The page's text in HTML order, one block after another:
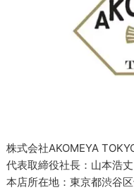
株式会社AKOMEYA
代表取締役社長：山本浩丈
本店所在地：東京都渋谷